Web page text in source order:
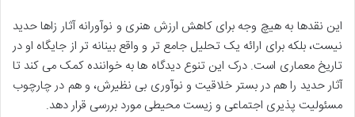
این نقدها به هیچ وجه برای کاهش ارزش هنری و نوآورانه آثار زاها حدید
نیست، بلکه برای ارائه یک تحلیل جامع تر و واقع بینانه تر از جایگاه او در
تاریخ معماری است. درک این تنوع دیدگاه ها به خواننده کمک می کند تا
آثار حدید را هم در بستر خلاقیت و نوآوری بی نظیرش، و هم در چارچوب
مسئولیت پذیری اجتماعی و زیست محیطی مورد بررسی قرار دهد.